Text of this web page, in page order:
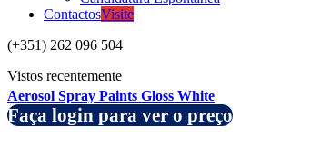
ContactosVisite
(+351) 262 096 504
Vistos recentemente
Aerosol Spray Paints Gloss White
Faça login para ver o preço